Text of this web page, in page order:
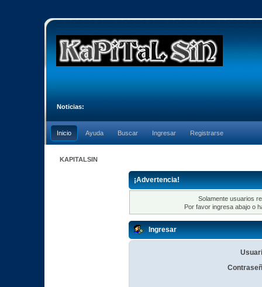
Noticias:
Inicio Ayuda Buscar Ingresar Registrarse
KAPITALSIN
¡Advertencia!
Solamente usuarios
Por favor ingresa abajo o
Ingresar